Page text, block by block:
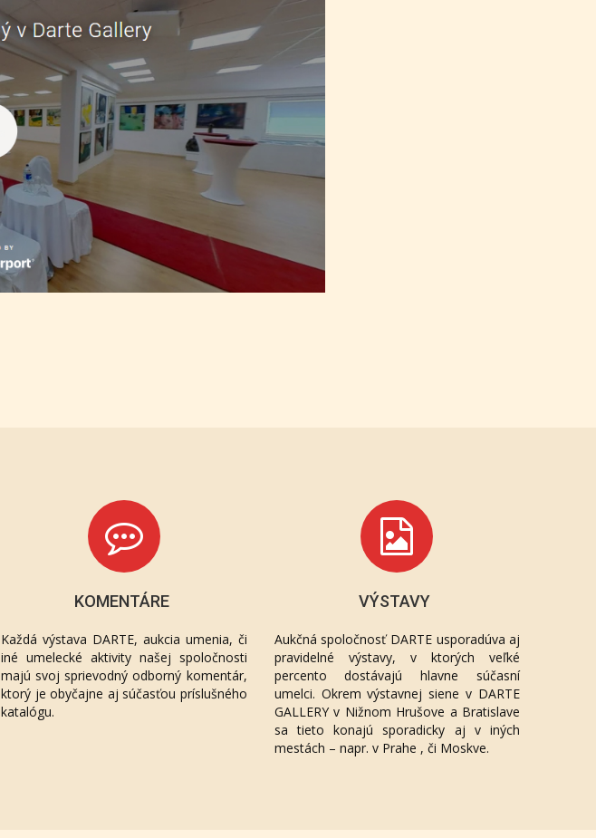
KOMENTÁRE
Každá výstava DARTE, aukcia umenia, či
iné umelecké aktivity našej spoločnosti
majú svoj sprievodný odborný komentár,
ktorý je obyčajne aj súčasťou príslušného
katalógu.
VÝSTAVY
Aukčná spoločnosť DARTE usporadúva aj
pravidelné výstavy, v ktorých veľké
percento dostávajú hlavne súčasní
umelci. Okrem výstavnej siene v DARTE
GALLERY v Nižnom Hrušove a Bratislave
sa tieto konajú sporadicky aj v iných
mestách – napr. v Prahe , či Moskve.